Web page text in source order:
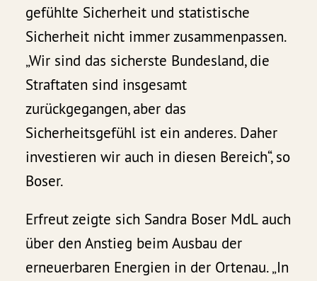
gefühlte Sicherheit und statistische
Sicherheit nicht immer zusammenpassen.
„Wir sind das sicherste Bundesland, die
Straftaten sind insgesamt
zurückgegangen, aber das
Sicherheitsgefühl ist ein anderes. Daher
investieren wir auch in diesen Bereich“, so
Boser.
Erfreut zeigte sich Sandra Boser MdL auch
über den Anstieg beim Ausbau der
erneuerbaren Energien in der Ortenau. „In